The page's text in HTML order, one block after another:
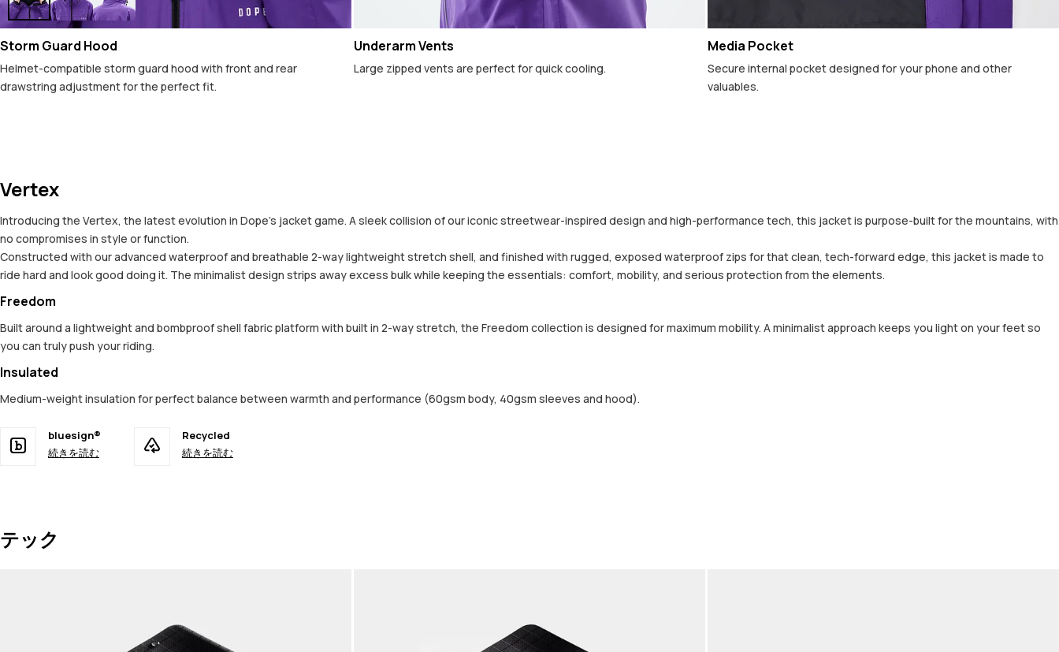
Storm Guard Hood
Helmet-compatible storm guard hood with front and rear
drawstring adjustment for the perfect fit.
Underarm Vents
Large zipped vents are perfect for quick cooling.
Media Pocket
Secure internal pocket designed for your phone and other
valuables.
Vertex
Introducing the Vertex, the latest evolution in Dope’s jacket game. A sleek collision of our iconic streetwear-inspired design and high-performance tech, this jacket is purpose-built for the mountains, with
no compromises in style or function.
Constructed with our advanced waterproof and breathable 2-way lightweight stretch shell, and finished with rugged, exposed waterproof zips for that clean, tech-forward edge, this jacket is made to
ride hard and look good doing it. The minimalist design strips away excess bulk while keeping the essentials: comfort, mobility, and serious protection from the elements.
Freedom
Built around a lightweight and bombproof shell fabric platform with built in 2-way stretch, the Freedom collection is designed for maximum mobility. A minimalist approach keeps you light on your feet so
you can truly push your riding.
Insulated
Medium-weight insulation for perfect balance between warmth and performance (60gsm body, 40gsm sleeves and hood).
bluesign®
続きを読む
Recycled
続きを読む
テック